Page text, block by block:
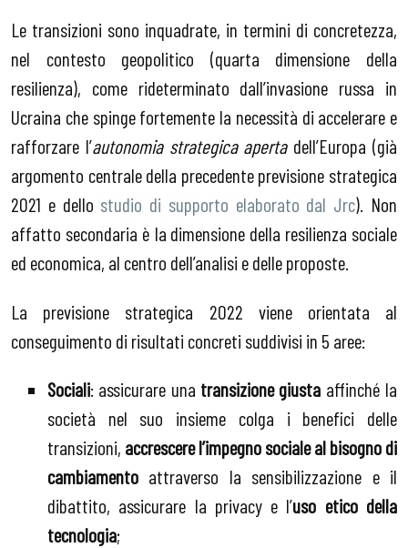
Le transizioni sono inquadrate, in termini di concretezza,
nel contesto geopolitico (quarta dimensione della
resilienza), come rideterminato dall’invasione russa in
Ucraina che spinge fortemente la necessità di accelerare e
rafforzare l’autonomia strategica apertadell’Europa (già
argomento centrale della precedente previsione strategica
2021 e dello studio di supporto elaborato dal Jrc). Non
affatto secondaria è la dimensione della resilienza sociale
ed economica, al centro dell’analisi e delle proposte.
La previsione strategica 2022 viene orientata al
conseguimento di risultati concreti suddivisi in 5 aree:
Sociali: assicurare una transizione giusta affinché la
società nel suo insieme colga i benefici delle
transizioni, accrescere l’impegno sociale al bisogno di
cambiamento attraverso la sensibilizzazione e il
dibattito, assicurare la privacy e l’uso etico della
tecnologia;